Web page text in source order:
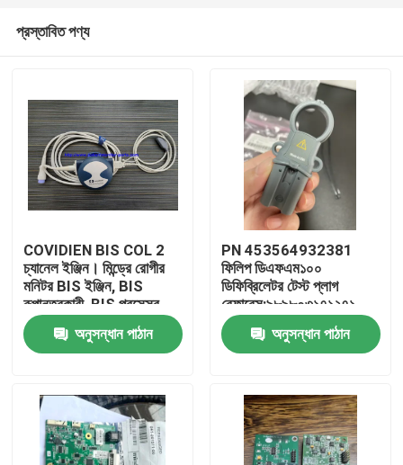
বাড়ি
পণ্য
ভিডিও
প্রস্তাবিত পণ্য
COVIDIEN BIS COL 2
চ্যানেল ইঞ্জিন। মিন্ড্রে রোগীর
মনিটর BIS ইঞ্জিন, BIS
রূপান্তরকারী, BIS প্রসেসর
অনুসন্ধান পাঠান
PN 453564932381
ফিলিপ ডিএফএম১০০
ডিফিব্রিলেটর টেস্ট প্লাগ
রেফারেন্স:৯৮৯৮০৩১৭১২৭১
অনুসন্ধান পাঠান